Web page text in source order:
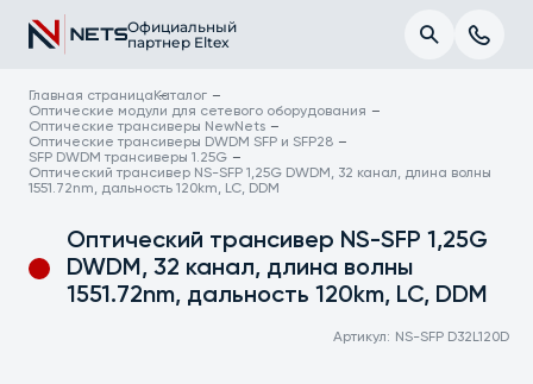
Официальный
партнер Eltex
Главная страница Каталог
Оптические модули для сетевого оборудования
Оптические трансиверы NewNets
Оптические трансиверы DWDM SFP и SFP28
SFP DWDM трансиверы 1.25G
Оптический трансивер NS-SFP 1,25G DWDM, 32 канал, длина волны
1551.72nm, дальность 120km, LC, DDM
Оптический трансивер NS-SFP 1,25G
DWDM, 32 канал, длина волны
1551.72nm, дальность 120km, LC, DDM
Артикул: NS-SFP D32L120D